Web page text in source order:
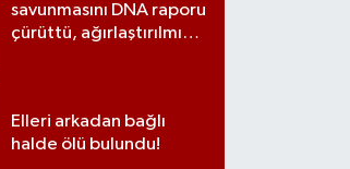
savunmasını DNA raporu
çürüttü, ağırlaştırılmış
Elleri arkadan bağlı
halde ölü bulundu!